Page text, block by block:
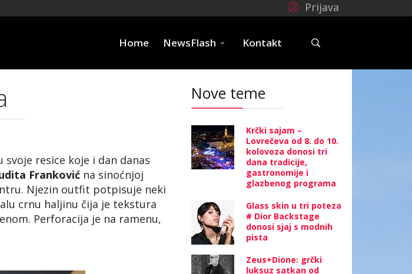
Prijava
Home NewsFlash Kontakt
resice koje i dan danas
Franković na sinoćnjoj
Njezin outfit potpisuje neki
crnu haljinu čija je tekstura
Perforacija je na ramenu,
Nove teme
Krčki sajam –
Lovrečeva od 8. do 10.
kolovoza donosi tri
dana tradicije,
gastronomije i
glazbenog programa
Glass skin u tri poteza
# Dior Backstage
donosi sjaj s modnih
pista
Zeus+Dione: grčki
luksuz satkan od